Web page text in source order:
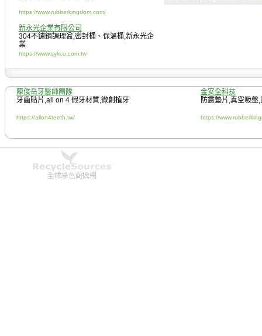
https://www.rubberkingdom.com/
新永光企業有限公司
304不鏽鋼調理盆,密封桶、保溫桶,新永光企
業
https://www.sykco.com.tw
陳俊岳牙醫師團隊
牙齒貼片 ,all on 4 假牙材質,微創植牙
https://allon4teeth.tw/
金安全科技
防震墊片 ,真空吸盤,
https://